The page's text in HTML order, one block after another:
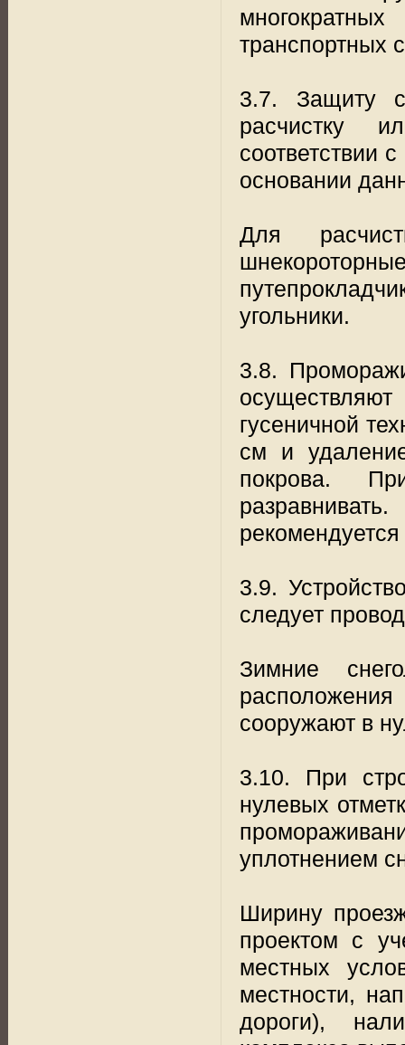
транспортных
3.7. Защиту
расчистку
соответствии
основании
Для
угольники.
3.8.
гусеничной
см и
покрова.
3.9.
следует
Зимние
сооружают в
3.10. При
нулевых
уплотнением
Ширину
проектом с
местных
местности,
дороги),